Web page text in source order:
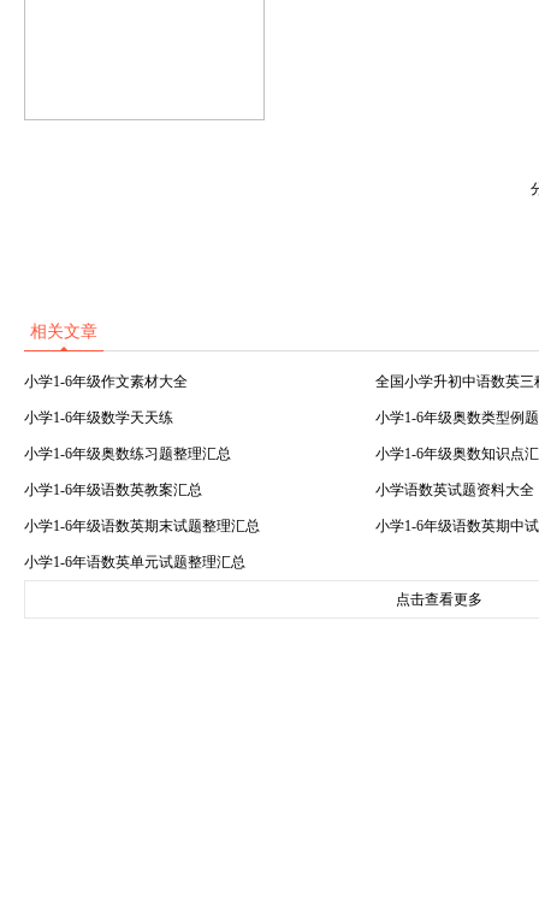
相关文章
小学1-6年级作文素材大全 全国小学升初中语数英三
小学1-6年级数学天天练 小学1-6年级奥数类型例
小学1-6年级奥数练习题整理汇总 小学1-6年级奥数知识点
小学1-6年级语数英教案汇总 小学语数英试题资料大全
小学1-6年级语数英期末试题整理汇总 小学1-6年级语数英期中
小学1-6年语数英单元试题整理汇总
点击查看更多